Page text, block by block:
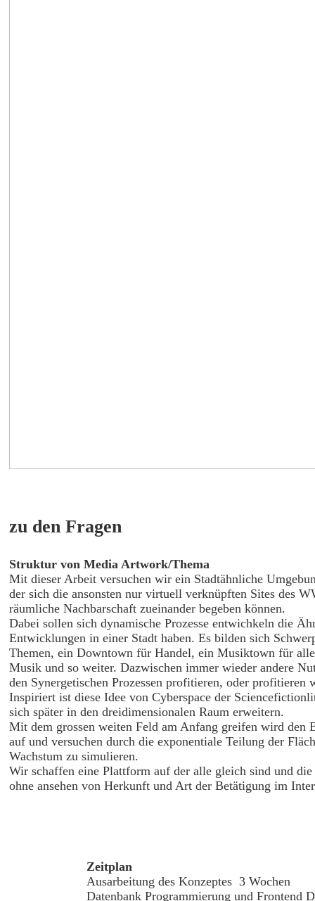
zu den Fragen
Struktur von Media Artwork/Thema
Mit dieser Arbeit versuchen wir ein Stadtähnliche
der sich die ansonsten nur virtuell verknüpften Sites des
räumliche Nachbarschaft zueinander begeben können.
Dabei sollen sich dynamische Prozesse entwichkeln die
Entwicklungen in einer Stadt haben. Es bilden sich
Themen, ein Downtown für Handel, ein Musiktown für
Musik und so weiter. Dazwischen immer wieder andere
den Synergetischen Prozessen profitieren, oder profitieren
Inspiriert ist diese Idee von Cyberspace der
sich später in den dreidimensionalen Raum erweitern.
Mit dem grossen weiten Feld am Anfang greifen wird den
auf und versuchen durch die exponentiale Teilung der
Wachstum zu simulieren.
Wir schaffen eine Plattform auf der alle gleich sind und
ohne ansehen von Herkunft und Art der Betätigung im
Zeitplan
Ausarbeitung des Konzeptes 3 Wochen
Datenbank Programmierung und Frontend